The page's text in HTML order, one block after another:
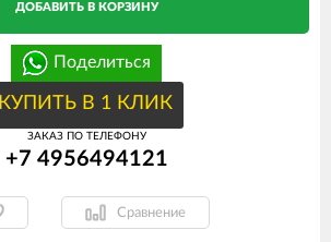
ДОБАВИТЬ В КОРЗИНУ
Поделиться
КУПИТЬ В 1 КЛИК
ЗАКАЗ ПО ТЕЛЕФОНУ
+7 4956494121
Сравнение